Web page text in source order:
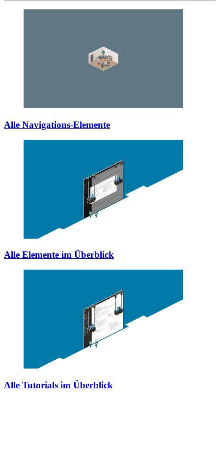
Alle Navigations-Elemente
Alle Elemente im Überblick
Alle Tutorials im Überblick